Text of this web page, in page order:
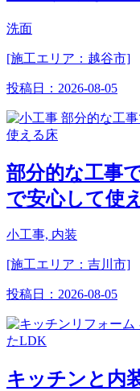
洗面
[施工エリア：越谷市]
投稿日： 2026-08-05
部分的な工事
で安心して使
小工事, 内装
[施工エリア：吉川市]
投稿日： 2026-08-05
キッチンと内